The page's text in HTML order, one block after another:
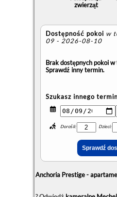
zwierząt
Dostępność pokoi w
09 - 2026-08-10
Brak dostępnych pokoi
Sprawdź inny termin.
Szukasz innego
Dorośli: Dzieci:
Anchoria Prestige -